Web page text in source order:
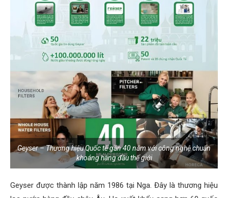
Geyser – Thương hiệu Quốc tế gần 40 năm với công nghệ chuẩn
khoáng hàng đầu thế giới
Geyser được thành lập năm 1986 tại Nga. Đây là thương hiệu